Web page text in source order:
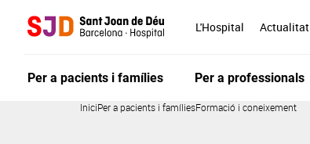
L'Hospital Actualitat
Per a pacients i famílies Per a professionals
IniciPer a pacients i famíliesFormació i coneixement